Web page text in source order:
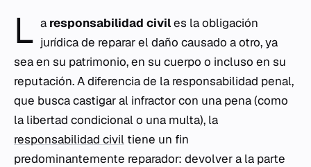
L a responsabilidad civiles la obligación
jurídica de reparar el daño causado a otro, ya
sea en su patrimonio, en su cuerpo o incluso en su
reputación. A diferencia de la responsabilidad penal,
que busca castigar al infractor con una pena (como
la libertad condicional o una multa), la
responsabilidad civil tiene un fin
predominantemente reparador: devolver a la parte